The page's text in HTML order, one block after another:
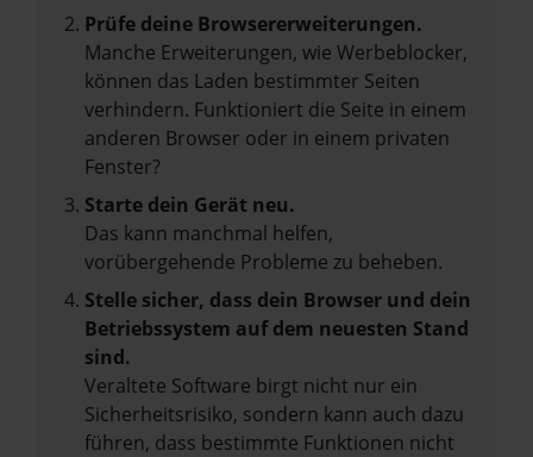
Prüfe deine Browsererweiterungen.
Manche Erweiterungen, wie Werbeblocker,
können das Laden bestimmter Seiten
verhindern. Funktioniert die Seite in einem
anderen Browser oder in einem privaten
Fenster?
Starte dein Gerät neu.
Das kann manchmal helfen,
vorübergehende Probleme zu beheben.
Stelle sicher, dass dein Browser und dein
Betriebssystem auf dem neuesten Stand
sind.
Veraltete Software birgt nicht nur ein
Sicherheitsrisiko, sondern kann auch dazu
führen, dass bestimmte Funktionen nicht